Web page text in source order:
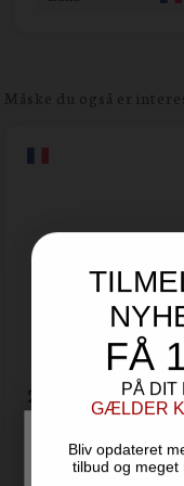
Måske du også er
2018 Chateau
Pessac Leognan - Bordeaux
239,00 DKK
FÅ
PÅ
GÆLDER
Bliv opdateret
tilbud og meget